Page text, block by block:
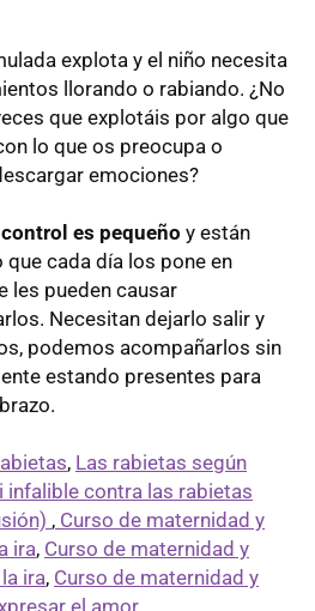
explota y el niño necesita
llorando o rabiando. ¿No
que explotáis por algo que
lo que os preocupa o
emociones?
es pequeño y están
cada día los pone en
les pueden causar
Necesitan dejarlo salir y
podemos acompañarlos sin
estando presentes para
, Las rabietas según
infalible contra las rabietas
, Curso de maternidad y
ira, Curso de maternidad y
ira, Curso de maternidad y
el amor